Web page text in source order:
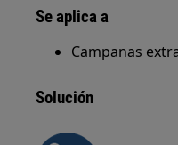
Se aplica a
Campanas
Solución